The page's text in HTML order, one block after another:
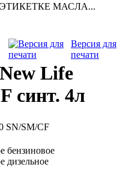
МАСЛА...
Версия для
печати
Life
синт. 4л
бензиновое
дизельное